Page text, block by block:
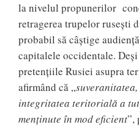
la nivelul propunerilor
retragerea trupelor rusești
probabil să câștige
capitalele occidentale.
pretențiile Rusiei asupra
afirmând că „
integritatea teritorială a
menținute în mod eficient”,